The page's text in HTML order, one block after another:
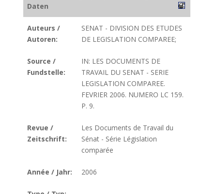
Daten
Auteurs /
Autoren:
SENAT - DIVISION DES ETUDES
DE LEGISLATION COMPAREE;
Source /
Fundstelle:
IN: LES DOCUMENTS DE
TRAVAIL DU SENAT - SERIE
LEGISLATION COMPAREE.
FEVRIER 2006. NUMERO LC 159.
P. 9.
Revue /
Zeitschrift:
Les Documents de Travail du
Sénat - Série Législation
comparée
Année / Jahr: 2006